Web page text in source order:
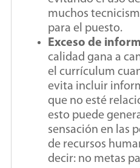
muchos
para el puesto.
Exceso de
calidad gana a
el currículum
evita incluir
que no esté
esto puede
sensación en las
de recursos
decir: no metas